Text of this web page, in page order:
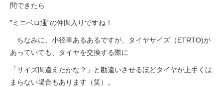
問できたら
”ミニベロ通”の仲間入りですね！
ちなみに、小径車あるあるですが、タイヤサイズ（ETRTO)が
あっていても、タイヤを交換する際に
「サイズ間違えたかな？」と勘違いさせるほどタイヤが上手くは
まらない場合もあります（笑）。